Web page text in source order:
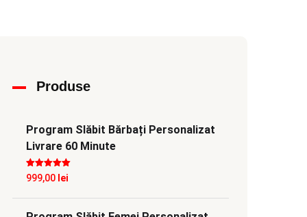
Produse
Program Slăbit Bărbați Personalizat
Livrare 60 Minute
Evaluat la5
din 5
999,00 lei